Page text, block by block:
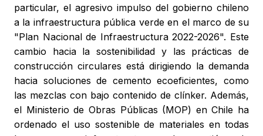
particular, el agresivo impulso del gobierno chileno
a la infraestructura pública verde en el marco de su
"Plan Nacional de Infraestructura 2022-2026". Este
cambio hacia la sostenibilidad y las prácticas de
construcción circulares está dirigiendo la demanda
hacia soluciones de cemento ecoeficientes, como
las mezclas con bajo contenido de clínker. Además,
el Ministerio de Obras Públicas (MOP) en Chile ha
ordenado el uso sostenible de materiales en todas